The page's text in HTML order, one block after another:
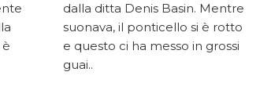
dalla ditta Denis Basin. Mentre
suonava, il ponticello si è rotto
e questo ci ha messo in grossi
guai..